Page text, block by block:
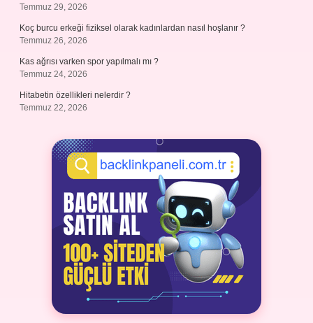
Temmuz 29, 2026
Koç burcu erkeği fiziksel olarak kadınlardan nasıl hoşlanır ?
Temmuz 26, 2026
Kas ağrısı varken spor yapılmalı mı ?
Temmuz 24, 2026
Hitabetin özellikleri nelerdir ?
Temmuz 22, 2026